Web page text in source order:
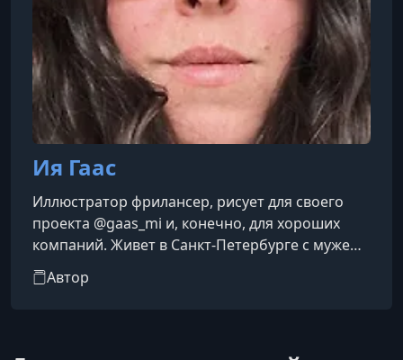
Ия Гаас
Иллюстратор фрилансер, рисует для своего
проекта @gaas_mi и, конечно, для хороших
компаний. Живет в Санкт-Петербурге с мужем
Мишей и сыном Лёвой. Публикует свои
рисунки и рассказывает о творческом
Автор